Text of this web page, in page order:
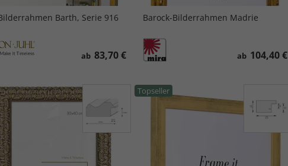
Barth, Serie 916
ab 83,70 €
Barock-Bilderrahmen Madrie
ab 104,40 €
Topseller